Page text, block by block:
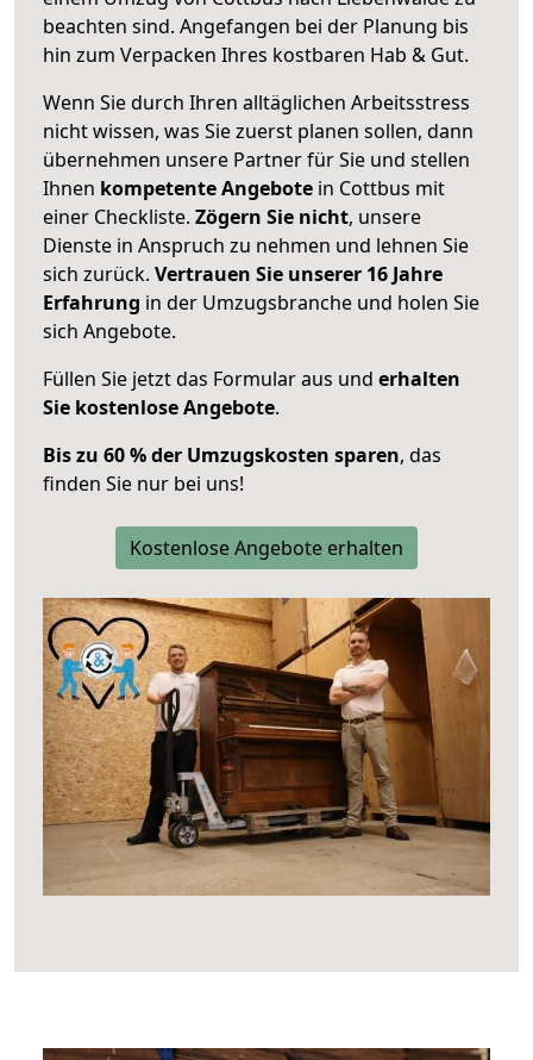
beachten sind. Angefangen bei der Planung bis
hin zum Verpacken Ihres kostbaren Hab & Gut.
Wenn Sie durch Ihren alltäglichen Arbeitsstress
nicht wissen, was Sie zuerst planen sollen, dann
übernehmen unsere Partner für Sie und stellen
Ihnen kompetente Angebote in Cottbus mit
einer Checkliste. Zögern Sie nicht, unsere
Dienste in Anspruch zu nehmen und lehnen Sie
sich zurück. Vertrauen Sie unserer 16 Jahre
Erfahrung in der Umzugsbranche und holen Sie
sich Angebote.
Füllen Sie jetzt das Formular aus und erhalten
Sie kostenlose Angebote.
Bis zu 60 % der Umzugskosten sparen, das
finden Sie nur bei uns!
Kostenlose Angebote erhalten